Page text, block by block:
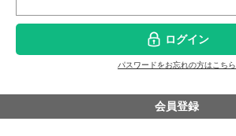
ログイン
パスワードをお忘れの方はこちら
会員登録